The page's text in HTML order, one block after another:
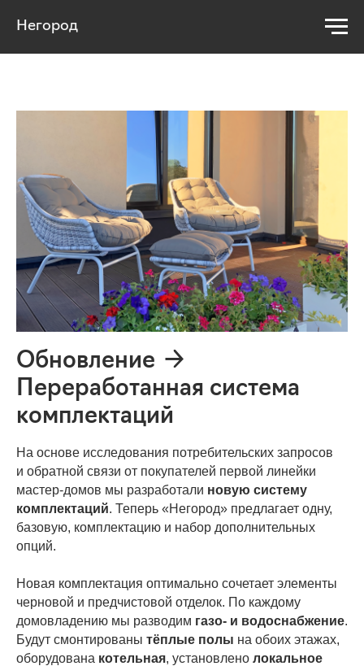
Негород
Обновление →
Переработанная система
комплектаций
На основе исследования потребительских запросов
и обратной связи от покупателей первой линейки
мастер-домов мы разработали новую систему
комплектаций. Теперь «Негород» предлагает одну,
базовую, комплектацию и набор дополнительных
опций.
Новая комплектация оптимально сочетает элементы
черновой и предчистовой отделок. По каждому
домовладению мы разводим газо- и водоснабжение.
Будут смонтированы тёплые полы на обоих этажах,
оборудована котельная, установлено локальное